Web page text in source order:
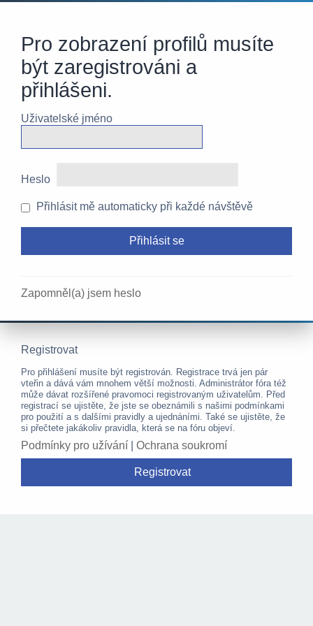
Pro zobrazení profilů musíte
být zaregistrováni a
přihlášeni.
Uživatelské jméno
Heslo
Přihlásit mě automaticky při každé návštěvě
Zapomněl(a) jsem heslo
Registrovat
Pro přihlášení musíte být registrován. Registrace trvá jen pár
vteřin a dává vám mnohem větší možnosti. Administrátor fóra též
může dávat rozšířené pravomoci registrovaným uživatelům. Před
registrací se ujistěte, že jste se obeznámili s našimi podmínkami
pro použití a s dalšími pravidly a ujednáními. Také se ujistěte, že
si přečtete jakákoliv pravidla, která se na fóru objeví.
Podmínky pro užívání Ochrana soukromí
Registrovat